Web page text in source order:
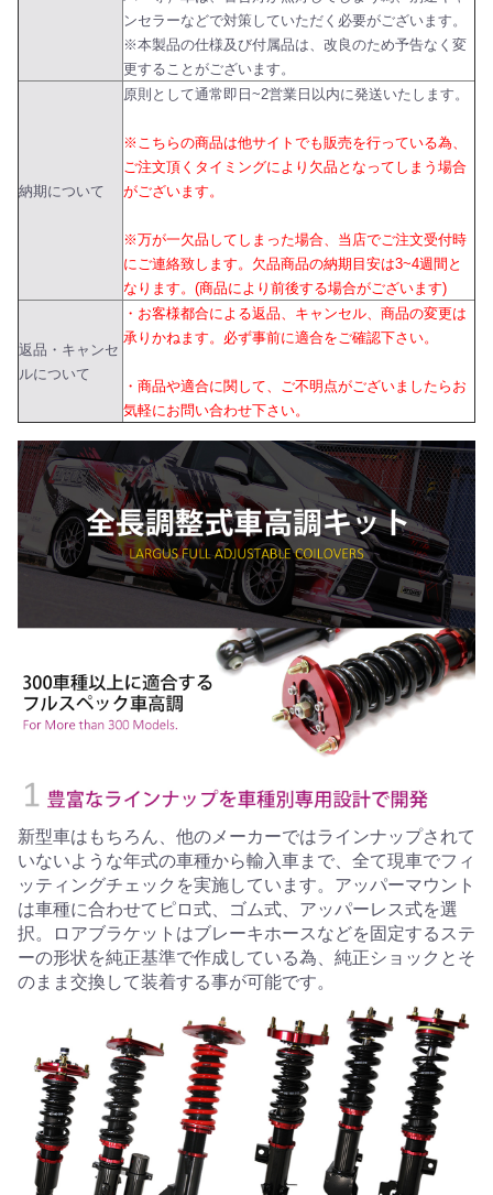
ンセラーなどで対策していただく必要がございます。
※本製品の仕様及び付属品は、改良のため予告なく変
更することがございます。
納期について
原則として通常即日~2営業日以内に発送いたします。
※こちらの商品は他サイトでも販売を行っている為、
ご注文頂くタイミングにより欠品となってしまう場合
がございます。
※万が一欠品してしまった場合、当店でご注文受付時
にご連絡致します。欠品商品の納期目安は3~4週間と
なります。(商品により前後する場合がございます)
返品・キャンセ
ルについて
・お客様都合による返品、キャンセル、商品の変更は
承りかねます。必ず事前に適合をご確認下さい。
・商品や適合に関して、ご不明点がございましたらお
気軽にお問い合わせ下さい。
新型車はもちろん、他のメーカーではラインナップされて
いないような年式の車種から輸入車まで、全て現車でフィ
ッティングチェックを実施しています。アッパーマウント
は車種に合わせてピロ式、ゴム式、アッパーレス式を選
択。ロアブラケットはブレーキホースなどを固定するステ
ーの形状を純正基準で作成している為、純正ショックとそ
のまま交換して装着する事が可能です。